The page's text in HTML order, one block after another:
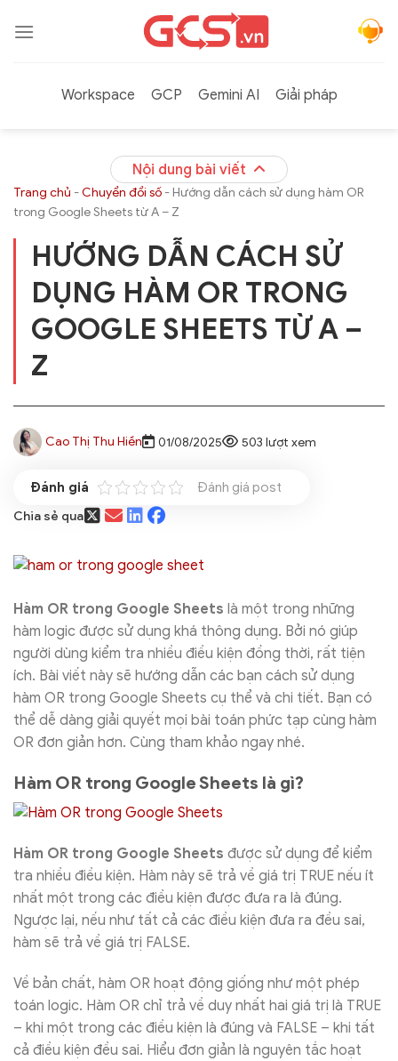
qua
Workspace
GCP Gemini AI Giải pháp
Nội dung bài viết
Trang chủ -Chuyển đổi số -Hướng dẫn cách sử dụng hàm OR
trong Google Sheets từ A – Z
HƯỚNG DẪN CÁCH SỬ
DỤNG HÀM OR TRONG
GOOGLE SHEETS TỪ A –
Z
Cao Thị Thu Hiền 01/08/2025 503 lượt xem
Đánh giá post
Chia sẻ qua
Hàm OR trong Google Sheets là một trong những
hàm logic được sử dụng khá thông dụng. Bởi nó giúp
người dùng kiểm tra nhiều điều kiện đồng thời, rất tiện
ích. Bài viết này sẽ hướng dẫn các bạn cách sử dụng
hàm OR trong Google Sheets cụ thể và chi tiết. Bạn có
thể dễ dàng giải quyết mọi bài toán phức tạp cùng hàm
OR đơn giản hơn. Cùng tham khảo ngay nhé.
Hàm OR trong Google Sheets là gì?
Hàm OR trong Google Sheets được sử dụng để kiểm
tra nhiều điều kiện. Hàm này sẽ trả về giá trị TRUE nếu ít
nhất một trong các điều kiện được đưa ra là đúng.
Ngược lại, nếu như tất cả các điều kiện đưa ra đều sai,
hàm sẽ trả về giá trị FALSE.
Về bản chất, hàm OR hoạt động giống như một phép
toán logic. Hàm OR chỉ trả về duy nhất hai giá trị là TRUE
– khi một trong các điều kiện là đúng và FALSE – khi tất
cả điều kiện đều sai. Hiểu đơn giản là nguyên tắc hoạt